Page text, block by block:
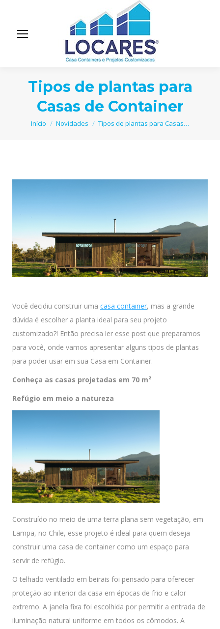
Tipos de plantas para
Casas de Container
Você está aqui:
Início Novidades Tipos de plantas para Casas…
Você decidiu construir uma casa container, mas a grande
dúvida é escolher a planta ideal para seu projeto
customizado?! Então precisa ler esse post que preparamos
para você, onde vamos apresentar alguns tipos de plantas
para poder usar em sua Casa em Container.
Conheça as casas projetadas em 70 m²
Refúgio em meio a natureza
Construído no meio de uma terra plana sem vegetação, em
Lampa, no Chile, esse projeto é ideal para quem deseja
construir uma casa de container como um espaço para
servir de refúgio.
O telhado ventilado em beirais foi pensado para oferecer
proteção ao interior da casa em épocas de frio e calor
extremo. A janela fixa foi escolhida por permitir a entrada de
iluminação natural uniforme em todos os cômodos. A